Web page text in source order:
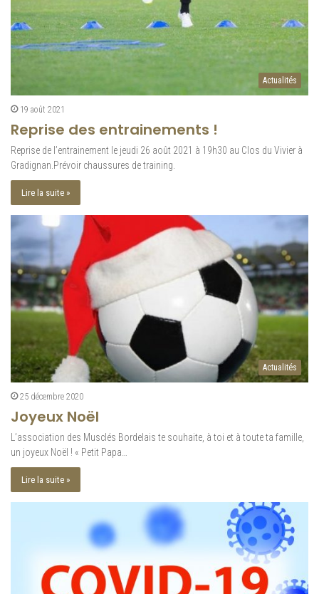
Actualités
19 août 2021
Reprise des entrainements !
Reprise de l’entrainement le jeudi 26 août 2021 à 19h30 au Clos du Vivier à
Gradignan.Prévoir chaussures de training.
Lire la suite »
Actualités
25 décembre 2020
Joyeux Noël
L’association des Musclés Bordelais te souhaite, à toi et à toute ta famille,
un joyeux Noël ! « Petit Papa…
Lire la suite »